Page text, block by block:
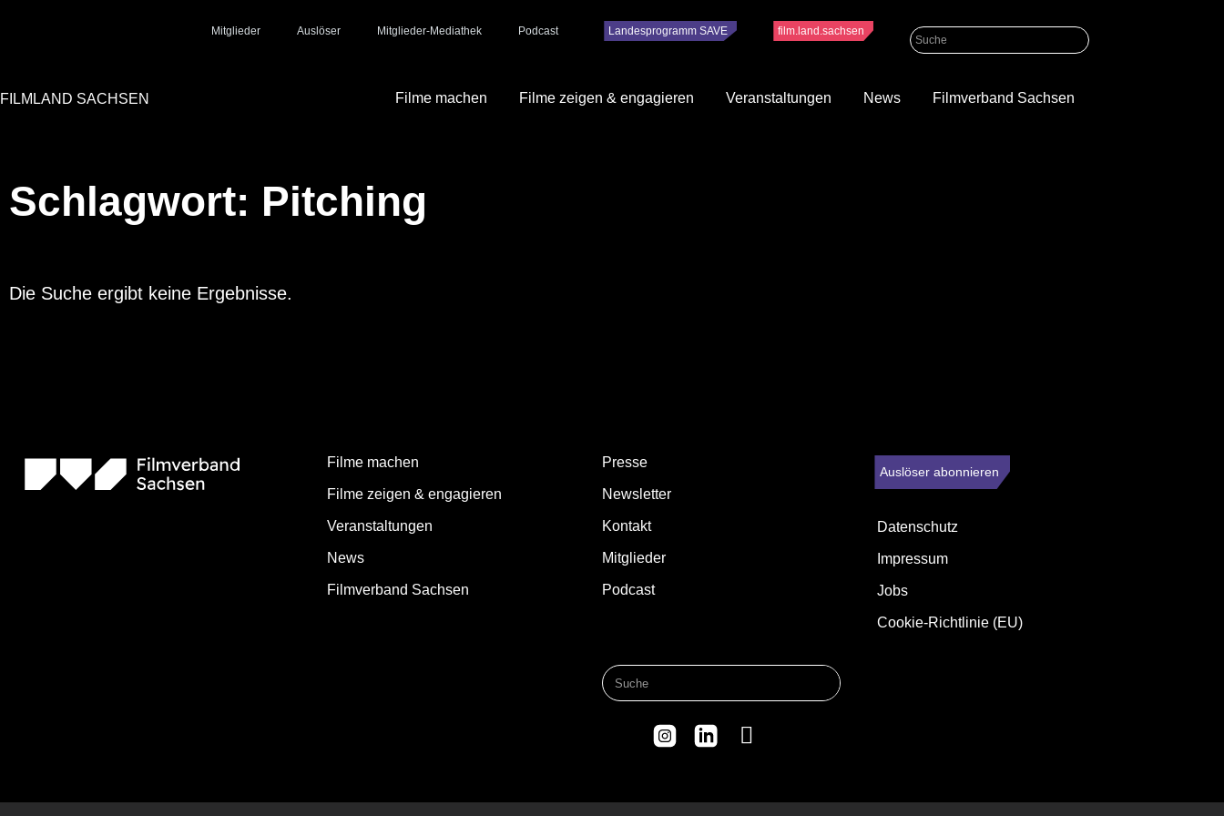
Mitglieder Auslöser Mitglieder-Mediathek Podcast Landesprogramm SAVE film.land.sachsen
FILMLAND SACHSEN Filme machen Filme zeigen & engagieren Veranstaltungen News Filmverband Sachsen
Schlagwort: Pitching
Die Suche ergibt keine Ergebnisse.
Filme machen
Filme zeigen & engagieren
Veranstaltungen
News
Filmverband Sachsen
Presse
Newsletter
Kontakt
Mitglieder
Podcast
Auslöser abonnieren
Datenschutz
Impressum
Jobs
Cookie-Richtlinie (EU)